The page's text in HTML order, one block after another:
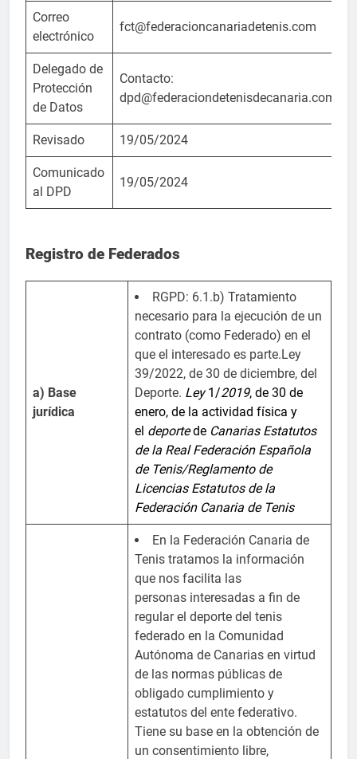
Correo
electrónico
fct@federacioncanariadetenis.com
Delegado de
Protección
de Datos
Contacto:
dpd@federaciondetenisdecanaria.com
Revisado 19/05/2024
Comunicado
al DPD
19/05/2024
Registro de Federados
a) Base
jurídica
RGPD: 6.1.b) Tratamiento
necesario para la ejecución de un
contrato (como Federado) en el
que el interesado es parte.Ley
39/2022, de 30 de diciembre, del
Deporte. Ley1/2019, de 30 de
enero, de la actividad física y
el deportede Canarias Estatutos
de la Real Federación Española
de Tenis/Reglamento de
Licencias Estatutos de la
Federación Canaria de Tenis
En la Federación Canaria de
Tenis tratamos la información
que nos facilita las
personas interesadas a fin de
regular el deporte del tenis
federado en la Comunidad
Autónoma de Canarias en virtud
de las normas públicas de
obligado cumplimiento y
estatutos del ente federativo.
Tiene su base en la obtención de
un consentimiento libre,